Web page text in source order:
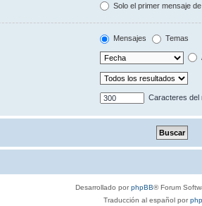
Solo el primer mensaje
Mensajes Temas
Caracteres del
Desarrollado porphpBB® Forum
Traducción al español por